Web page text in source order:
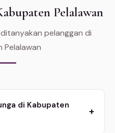
Pelalawan
pelanggan di
Pelalawan
di Kabupaten
+